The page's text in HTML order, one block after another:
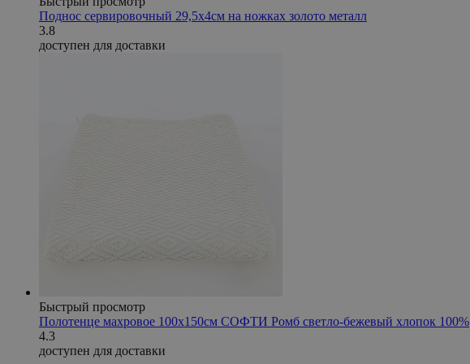
Поднос сервировочный 29,5х4см на ножках золото металл
3.8
доступен для доставки
Быстрый просмотр
Полотенце махровое 100х150см СОФТИ Ромб светло-бежевый хлопок 100%
4.3
доступен для доставки